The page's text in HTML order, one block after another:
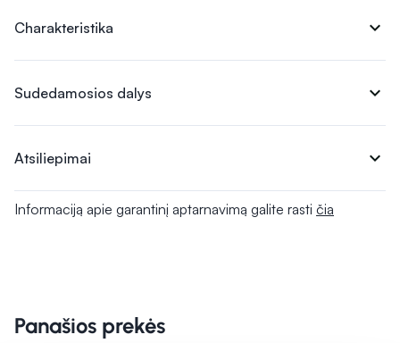
Charakteristika expand_more
Sudedamosios dalys expand_more
Atsiliepimai expand_more
Informaciją apie garantinį aptarnavimą galite rasti čia
Panašios prekės